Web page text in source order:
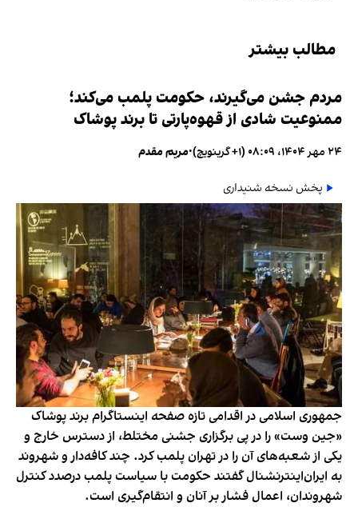
مطالب بیشتر
مردم جشن می‌گیرند، حکومت پلمب می‌کند؛
ممنوعیت شادی از قهوه‌پارتی تا برند پوشاک
۲۴ مهر ۱۴۰۴، ۰۸:۰۹ (‎+۱ گرینویچ) •مریم مقدم
پخش نسخه شنیداری
جمهوری اسلامی در اقدامی تازه صفحه اینستاگرام برند پوشاک
«جین وست» را در پی برگزاری جشنی مختلط، از دسترس خارج و
یکی از شعبه‌های آن را در تهران پلمب کرد. چند کافه‌‌دار و شهروند
به ایران‌اینترنشنال گفتند حکومت با سیاست پلمب درصدد کنترل
شهروندان، اعمال فشار بر آنان و انتقام‌گیری است.